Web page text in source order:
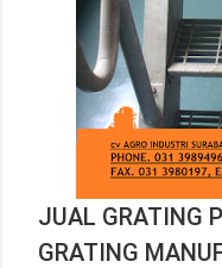
JUAL GRATING
GRATING